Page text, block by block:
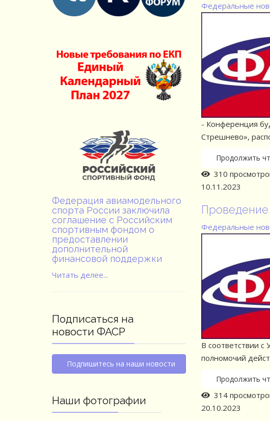
Федерация авиамодельного
спорта России заключила
соглашение с Российским
спортивным фондом о
предоставлении
дополнительной
финансовой поддержки
Читать делее...
Подписаться на
новости ФАСР
Подпишитесь на наши новости
Наши фотографии
Федеральные
- Конференция
Стрешнево»,
Продолжить
310
10.11.2023
Федеральные
В соответствии с
полномочий
Продолжить
314
20.10.2023